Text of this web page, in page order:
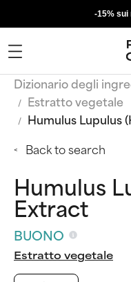
-15% sui
Dizionario degli
Estratto vegetale
Humulus Lupulus
Back to search
Humulus
Extract
BUONO
Estratto vegetale